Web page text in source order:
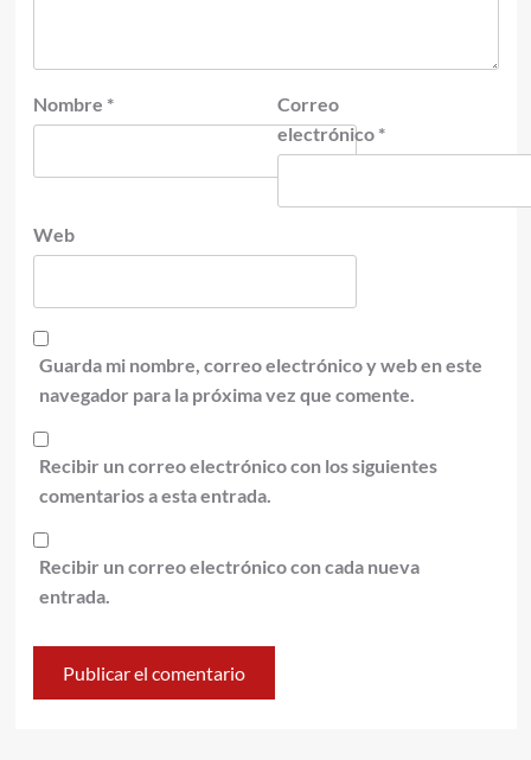
Nombre *
Correo
electrónico *
Web
Guarda mi nombre, correo electrónico y web en este
navegador para la próxima vez que comente.
Recibir un correo electrónico con los siguientes
comentarios a esta entrada.
Recibir un correo electrónico con cada nueva
entrada.